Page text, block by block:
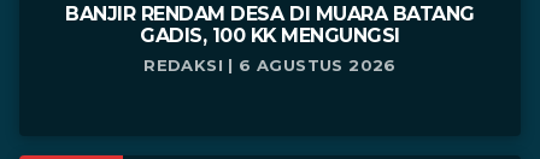
BANJIR RENDAM DESA DI MUARA BATANG
GADIS, 100 KK MENGUNGSI
REDAKSI | 6 AGUSTUS 2026